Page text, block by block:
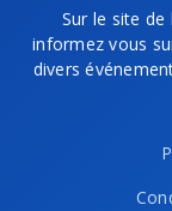
Sur le site de
informez vous
divers